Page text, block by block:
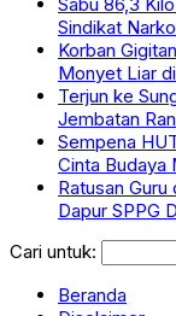
Sindikat
Korban
Monyet Liar
Terjun ke
Jembatan
Sempena
Cinta Budaya
Ratusan
Dapur SPPG
Cari untuk:
Beranda